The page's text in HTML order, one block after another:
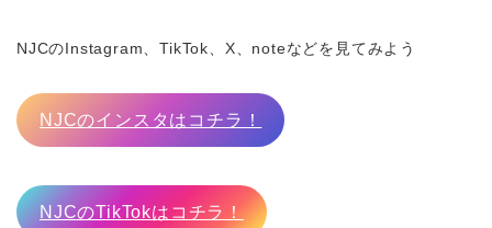
NJCのInstagram、TikTok、X、noteなどを見てみよう
NJCのインスタはコチラ！
NJCのTikTokはコチラ！